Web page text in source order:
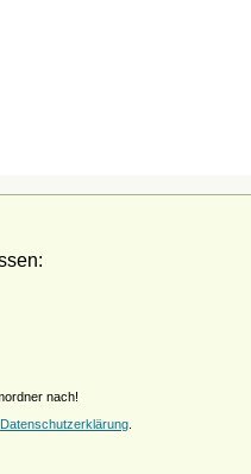
nach!
Datenschutzerklärung